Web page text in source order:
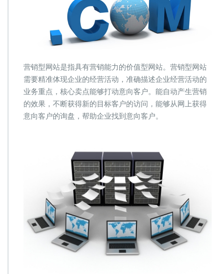
营销型网站是指具有营销能力的价值型网站。营销型网站
需要精准体现企业的经营活动，准确描述企业经营活动的
业务重点，核心卖点能够打动意向客户。能自动产生营销
的效果，不断获得新的目标客户的访问，能够从网上获得
意向客户的询盘，帮助企业找到意向客户。